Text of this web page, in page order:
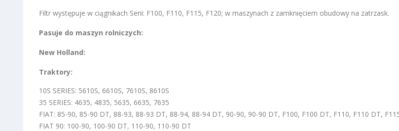
Filtr występuje w ciągnikach Serii: F100, F110, F115, F120; w maszynach z zamknięciem obudowy na zatrzask.
Pasuje do maszyn rolniczych:
New Holland:
Traktory:
10S SERIES: 5610S, 6610S, 7610S, 8610S
35 SERIES: 4635, 4835, 5635, 6635, 7635
FIAT: 85-90, 85-90 DT, 88-93, 88-93 DT, 88-94, 88-94 DT, 90-90, 90-90 DT, F100, F100 DT, F110, F110 DT,
FIAT 90: 100-90, 100-90 DT, 110-90, 110-90 DT